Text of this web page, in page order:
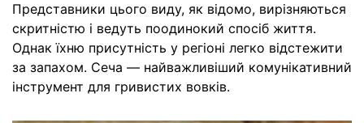
Представники цього виду, як відомо, вирізняються
скритністю і ведуть поодинокий спосіб життя.
Однак їхню присутність у регіоні легко відстежити
за запахом. Сеча — найважливіший комунікативний
інструмент для гривистих вовків.